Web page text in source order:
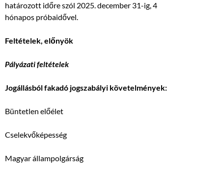
határozott időre szól 2025. december 31-ig, 4
hónapos próbaidővel.
Feltételek, előnyök
Pályázati feltételek
Jogállásból fakadó jogszabályi követelmények:
Büntetlen előélet
Cselekvőképesség
Magyar állampolgárság